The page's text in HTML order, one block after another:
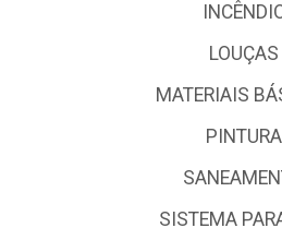
LOUÇAS
MATERIAIS
PINTURA
SISTEMA